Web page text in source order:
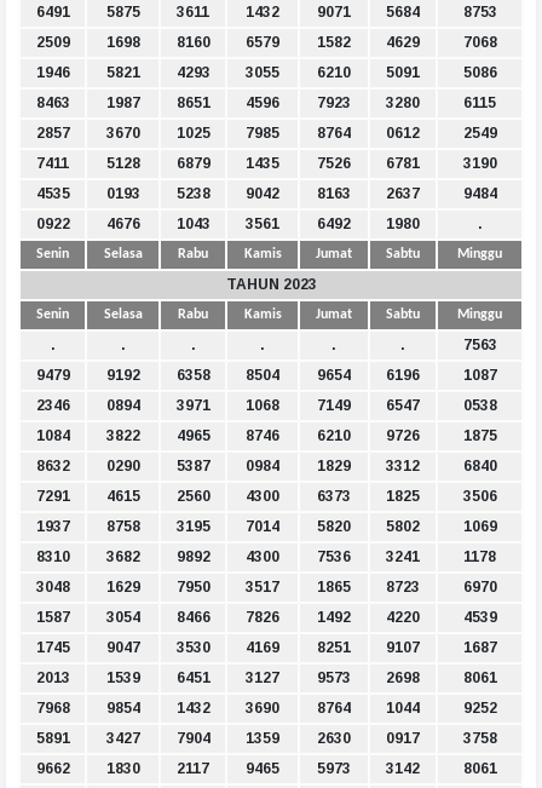
6491 5875 3611 1432 9071 5684
8753
2509
1698 8160 6579 1582 4629
7068
1946
5821 4293 3055 6210 5091
5086
8463
1987 8651 4596 7923 3280
6115
2857
3670 1025 7985 8764 0612
2549
7411
5128 6879 1435 7526 6781
3190
4535
0193 5238 9042 8163 2637
9484
0922
4676 1043 3561 6492 1980 .
Senin Selasa Rabu Kamis Jumat Sabtu Minggu
TAHUN 2023
Senin Selasa Rabu Kamis Jumat Sabtu Minggu
. . . . . .
7563
9479
9192 6358 8504 9654 6196
1087
2346
0894 3971 1068 7149 6547
0538
1084
3822 4965 8746 6210 9726
1875
8632
0290 5387 0984 1829 3312
6840
7291
4615 2560 4300 6373 1825
3506
1937
8758 3195 7014 5820 5802
1069
8310
3682 9892 4300 7536 3241
1178
3048
1629 7950 3517 1865 8723
6970
1587
3054 8466 7826 1492 4220
4539
1745
9047 3530 4169 8251 9107
1687
2013
1539 6451 3127 9573 2698
8061
7968
9854 1432 3690 8764 1044
9252
5891
3427 7904 1359 2630 0917
3758
9662
1830 2117 9465 5973 3142
8061